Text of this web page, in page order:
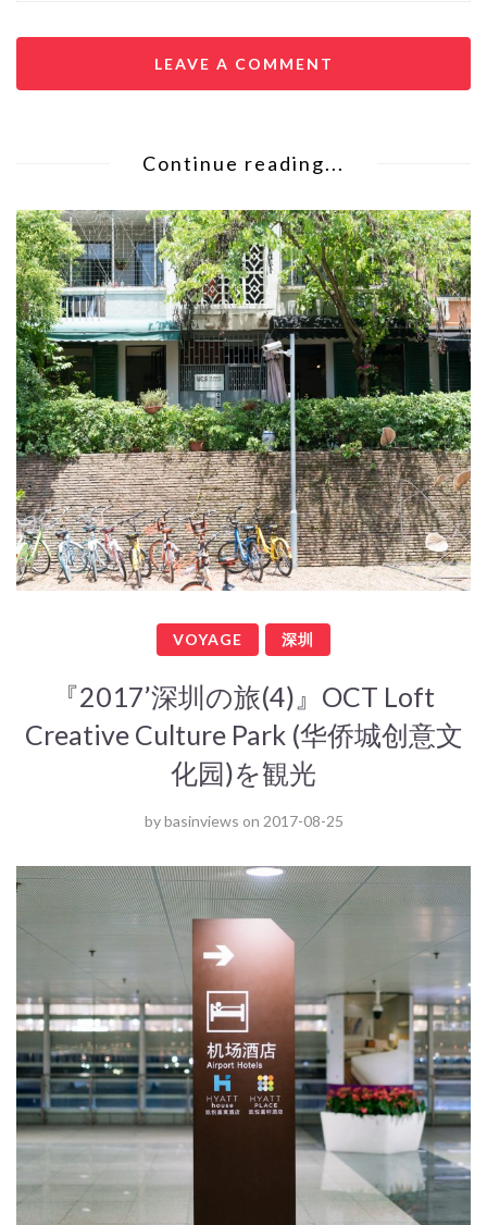
LEAVE A COMMENT
Continue reading...
VOYAGE 深圳
『2017’深圳の旅(4)』OCT Loft
Creative Culture Park (华侨城创意文
化园)を観光
bybasinviews on 2017-08-25